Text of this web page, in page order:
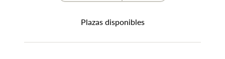
Plazas disponibles